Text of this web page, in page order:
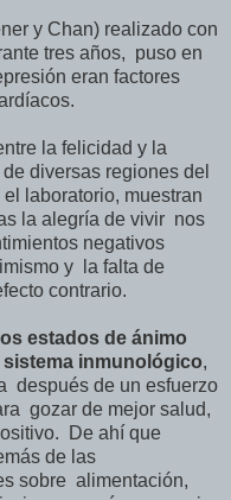
y Chan) realizado con
tres años, puso en
eran factores
la felicidad y la
diversas regiones del
laboratorio, muestran
la alegría de vivir nos
negativos
y la falta de
contrario.
estados de ánimo
inmunológico,
después de un esfuerzo
gozar de mejor salud,
De ahí que
de las
sobre alimentación,